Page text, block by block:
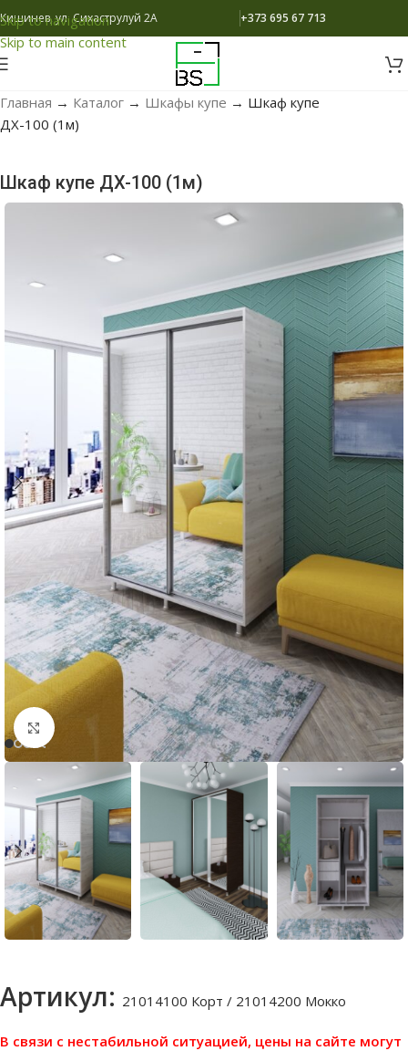
Skip to navigation
Skip to main content
Кишинев, ул. Сихаструлуй 2A +373 695 67 713
Главная → Каталог → Шкафы купе → Шкаф купе
ДX-100 (1м)
Шкаф купе ДX-100 (1м)
Нажмите, чтобы увеличить
Артикул: 21014100 Корт / 21014200 Мокко
В связи с нестабильной ситуацией, цены на сайте могут